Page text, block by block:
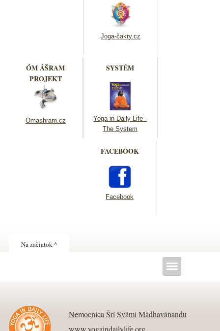
Joga-čakry.cz
ÓM ÁŠRAM
PROJEKT
Omashram.cz
SYSTÉM
Yoga in Daily Life -
The System
FACEBOOK
Facebook
Na začiatok ^
Nemocnica Šrí Svámi Mádhavánandu
www.yogaindailylife.org